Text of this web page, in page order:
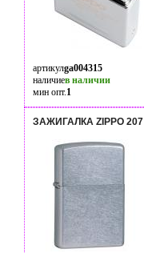
артикулga004315
наличиев наличии
мин опт.1
ЗАЖИГАЛКА ZIPPO 207